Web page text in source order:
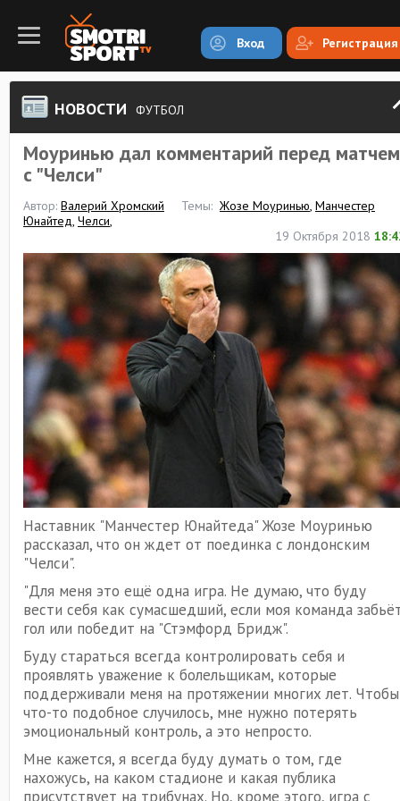
Вход Регистрация
НОВОСТИ ФУТБОЛ
Моуринью дал комментарий перед матчем
с "Челси"
Автор: Валерий Хромский Темы: Жозе Моуринью, Манчестер
Юнайтед, Челси,
19 Октября 2018
Наставник "Манчестер Юнайтеда" Жозе Моуринью
рассказал, что он ждет от поединка с лондонским
"Челси".
"Для меня это ещё одна игра. Не думаю, что буду
вести себя как сумасшедший, если моя команда
гол или победит на "Стэмфорд Бридж".
Буду стараться всегда контролировать себя и
проявлять уважение к болельщикам, которые
поддерживали меня на протяжении многих лет. Чтобы
что-то подобное случилось, мне нужно потерять
эмоциональный контроль, а это непросто.
Мне кажется, я всегда буду думать о том, где
нахожусь, на каком стадионе и какая публика
присутствует на трибунах. Но, кроме этого, игра с